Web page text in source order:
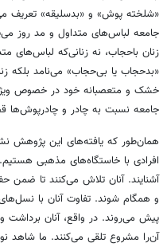
«شلخته پوش» و «بدسلیقه» تعریف
جامعه لباس‌های متداول و مد روز
زنان باحجاب، نه زنانی‌که لباس‌های
«بدحجاب یا بی‌حجاب» می‌نامد بلکه
خشک و متعصبانه خود در خصوص
جامعه نسبت به چادر و چادرپوش‌ها
همان‌طور که یافته‌های این پژوهش
افرادی با خاستگاه‌های مذهبی هستیم.
آشنایند. آنان تلاش می‌کنند تا ضمن
و همگام شوند. تفاوت آنان با
پیش ‌می‌روند. در واقع، آنان
آن‌را مشروع تلقی می‌کنند. ما شاهد